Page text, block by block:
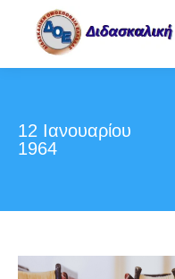
12 Ιανουαρίου
1964